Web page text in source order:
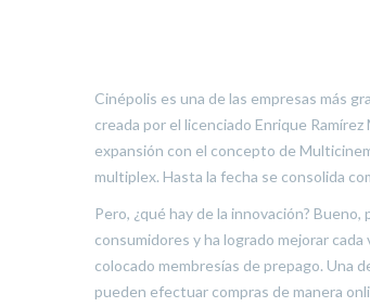
Cinépolis es una de las empresas más
creada por el licenciado Enrique
expansión con el concepto de
multiplex. Hasta la fecha se consolida
Pero, ¿qué hay de la innovación?
consumidores y ha logrado mejorar
colocado membresías de prepago. Una
pueden efectuar compras de manera